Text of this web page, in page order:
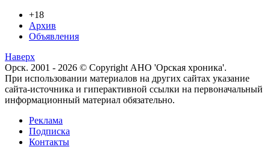
+18
Архив
Объявления
Наверх
Орск. 2001 - 2026 © Copyright АНО 'Орская хроника'.
При использовании материалов на других сайтах указание
сайта-источника и гиперактивной ссылки на первоначальный
информационный материал обязательно.
Реклама
Подписка
Контакты